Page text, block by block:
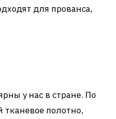
для прованса,
у нас в стране. По
тканевое полотно,